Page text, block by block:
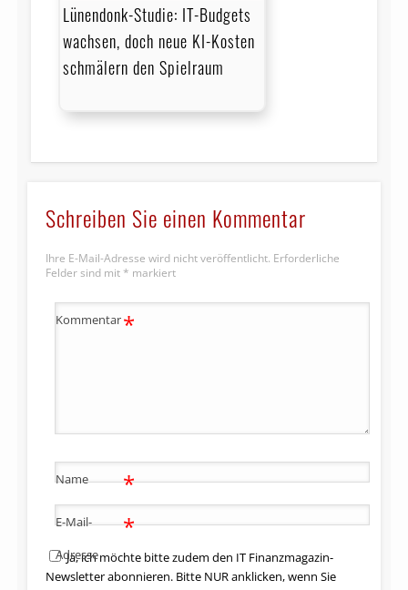
Lünendonk-Studie: IT-Budgets
wachsen, doch neue KI-Kosten
schmälern den Spielraum
Schreiben Sie einen Kommentar
Ihre E-Mail-Adresse wird nicht veröffentlicht. Erforderliche
Felder sind mit * markiert
Kommentar*
Name *
E-Mail-
Adresse
*
Ja, ich möchte bitte zudem den IT Finanzmagazin-
Newsletter abonnieren. Bitte NUR anklicken, wenn Sie